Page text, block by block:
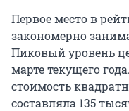
Первое место в
закономерно
Пиковый уровень
марте текущего
стоимость
составляла 135